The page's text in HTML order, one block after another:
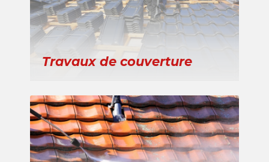
Travaux de couverture